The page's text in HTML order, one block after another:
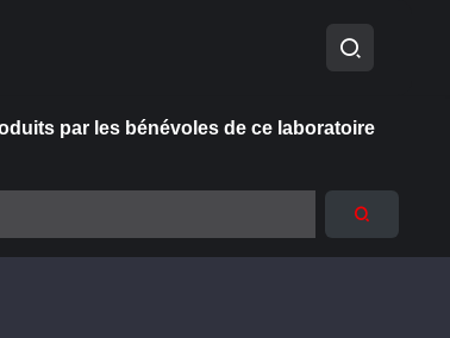
par les bénévoles de ce laboratoire